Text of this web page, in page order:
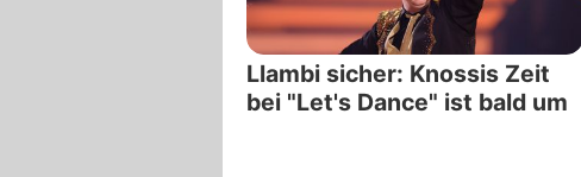
Llambi sicher: Knossis Zeit
bei "Let's Dance" ist bald um